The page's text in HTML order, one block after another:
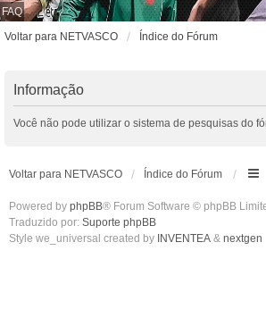
FAQ
Voltar para NETVASCO
Índice do Fórum
Informação
Você não pode utilizar o sistema de pesquisas do
Voltar para NETVASCO Índice do Fórum
Powered by phpBB® Forum Software © phpBB
Traduzido por: Suporte phpBB
Style we_universal created by INVENTEA & nextgen